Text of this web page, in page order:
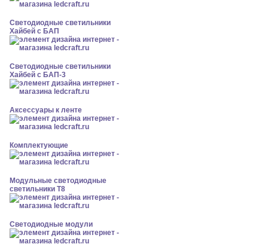
Светодиодные светильники
Хайбей с БАП
Светодиодные светильники
Хайбей с БАП-3
Аксессуары к ленте
Комплектующие
Модульные светодиодные
светильники Т8
Светодиодные модули